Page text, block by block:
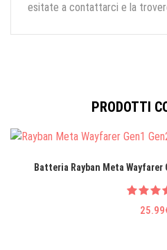
esitate a contattarci e la
PRODOTTI
Batteria Rayban Meta Wayfarer